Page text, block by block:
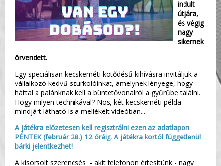
indult
útjára,
és végig
nagy
sikernek
örvendett.
Egy speciálisan kecskeméti kötődésű kihívásra invitáljuk a
vállalkozó kedvű szurkolóinkat, amelynek lényege, hogy
háttal a palánknak kell a büntetővonalról a gyűrűbe találni.
Hogy milyen technikával? Nos, két kecskeméti példa
mindjárt látható is a mellékelt videóban...
A játékra előzetesen kell regisztrálni ezen az adatlapon
PÉNTEK (február 28.) 12 óráig. A játékra kortól függetlenül
bárki jelentkezhet!
A kisorsolt szerencsés - akit telefonon értesítünk - nagy